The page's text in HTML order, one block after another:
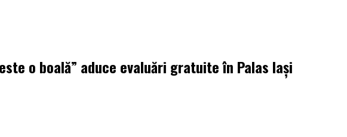
o boală” aduce evaluări gratuite în Palas Iași